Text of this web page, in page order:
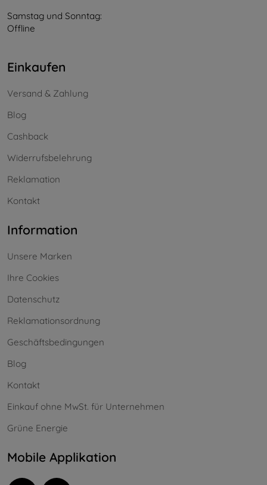
Samstag und Sonntag:
Offline
Einkaufen
Versand & Zahlung
Blog
Cashback
Widerrufsbelehrung
Reklamation
Kontakt
Information
Unsere Marken
Ihre Cookies
Datenschutz
Reklamationsordnung
Geschäftsbedingungen
Blog
Kontakt
Einkauf ohne MwSt. für Unternehmen
Grüne Energie
Mobile Applikation